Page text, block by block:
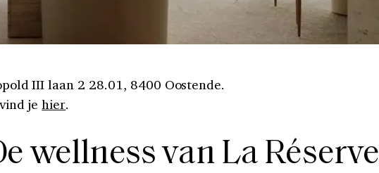
III laan 2 28.01, 8400 Oostende.
jehier.
wellness van La Réserve